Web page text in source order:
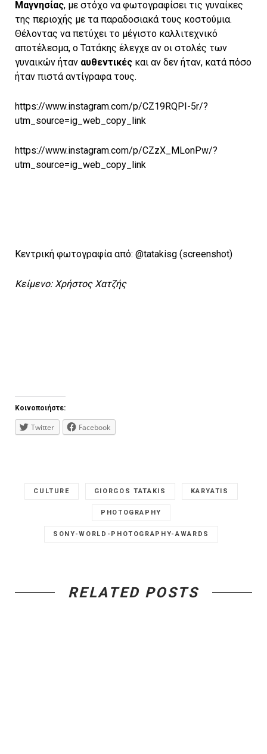
Μαγνησίας, με στόχο να φωτογραφίσει τις γυναίκες
της περιοχής με τα παραδοσιακά τους κοστούμια.
Θέλοντας να πετύχει το μέγιστο καλλιτεχνικό
αποτέλεσμα, ο Τατάκης έλεγχε αν οι στολές των
γυναικών ήταν αυθεντικές και αν δεν ήταν, κατά πόσο
ήταν πιστά αντίγραφα τους.
https://www.instagram.com/p/CZ19RQPI-5r/?
utm_source=ig_web_copy_link
https://www.instagram.com/p/CZzX_MLonPw/?
utm_source=ig_web_copy_link
Kεντρική φωτογραφία από: @tatakisg (screenshot)
Κείμενο: Xρήστος Χατζής
Κοινοποιήστε:
Twitter Facebook
CULTURE GIORGOS TATAKIS KARYATIS
PHOTOGRAPHY
SONY-WORLD-PHOTOGRAPHY-AWARDS
RELATED POSTS